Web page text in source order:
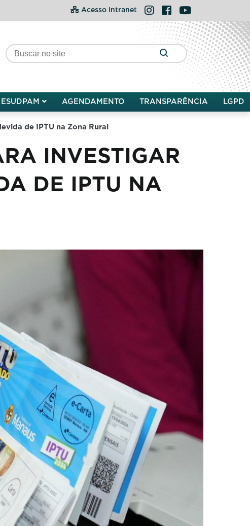
Acesso Intranet Instagram
FacebookYouTube
ESUDPAM AGENDAMENTO TRANSPARÊNCIA LGPD
de IPTU na Zona Rural
INVESTIGAR
DE IPTU NA